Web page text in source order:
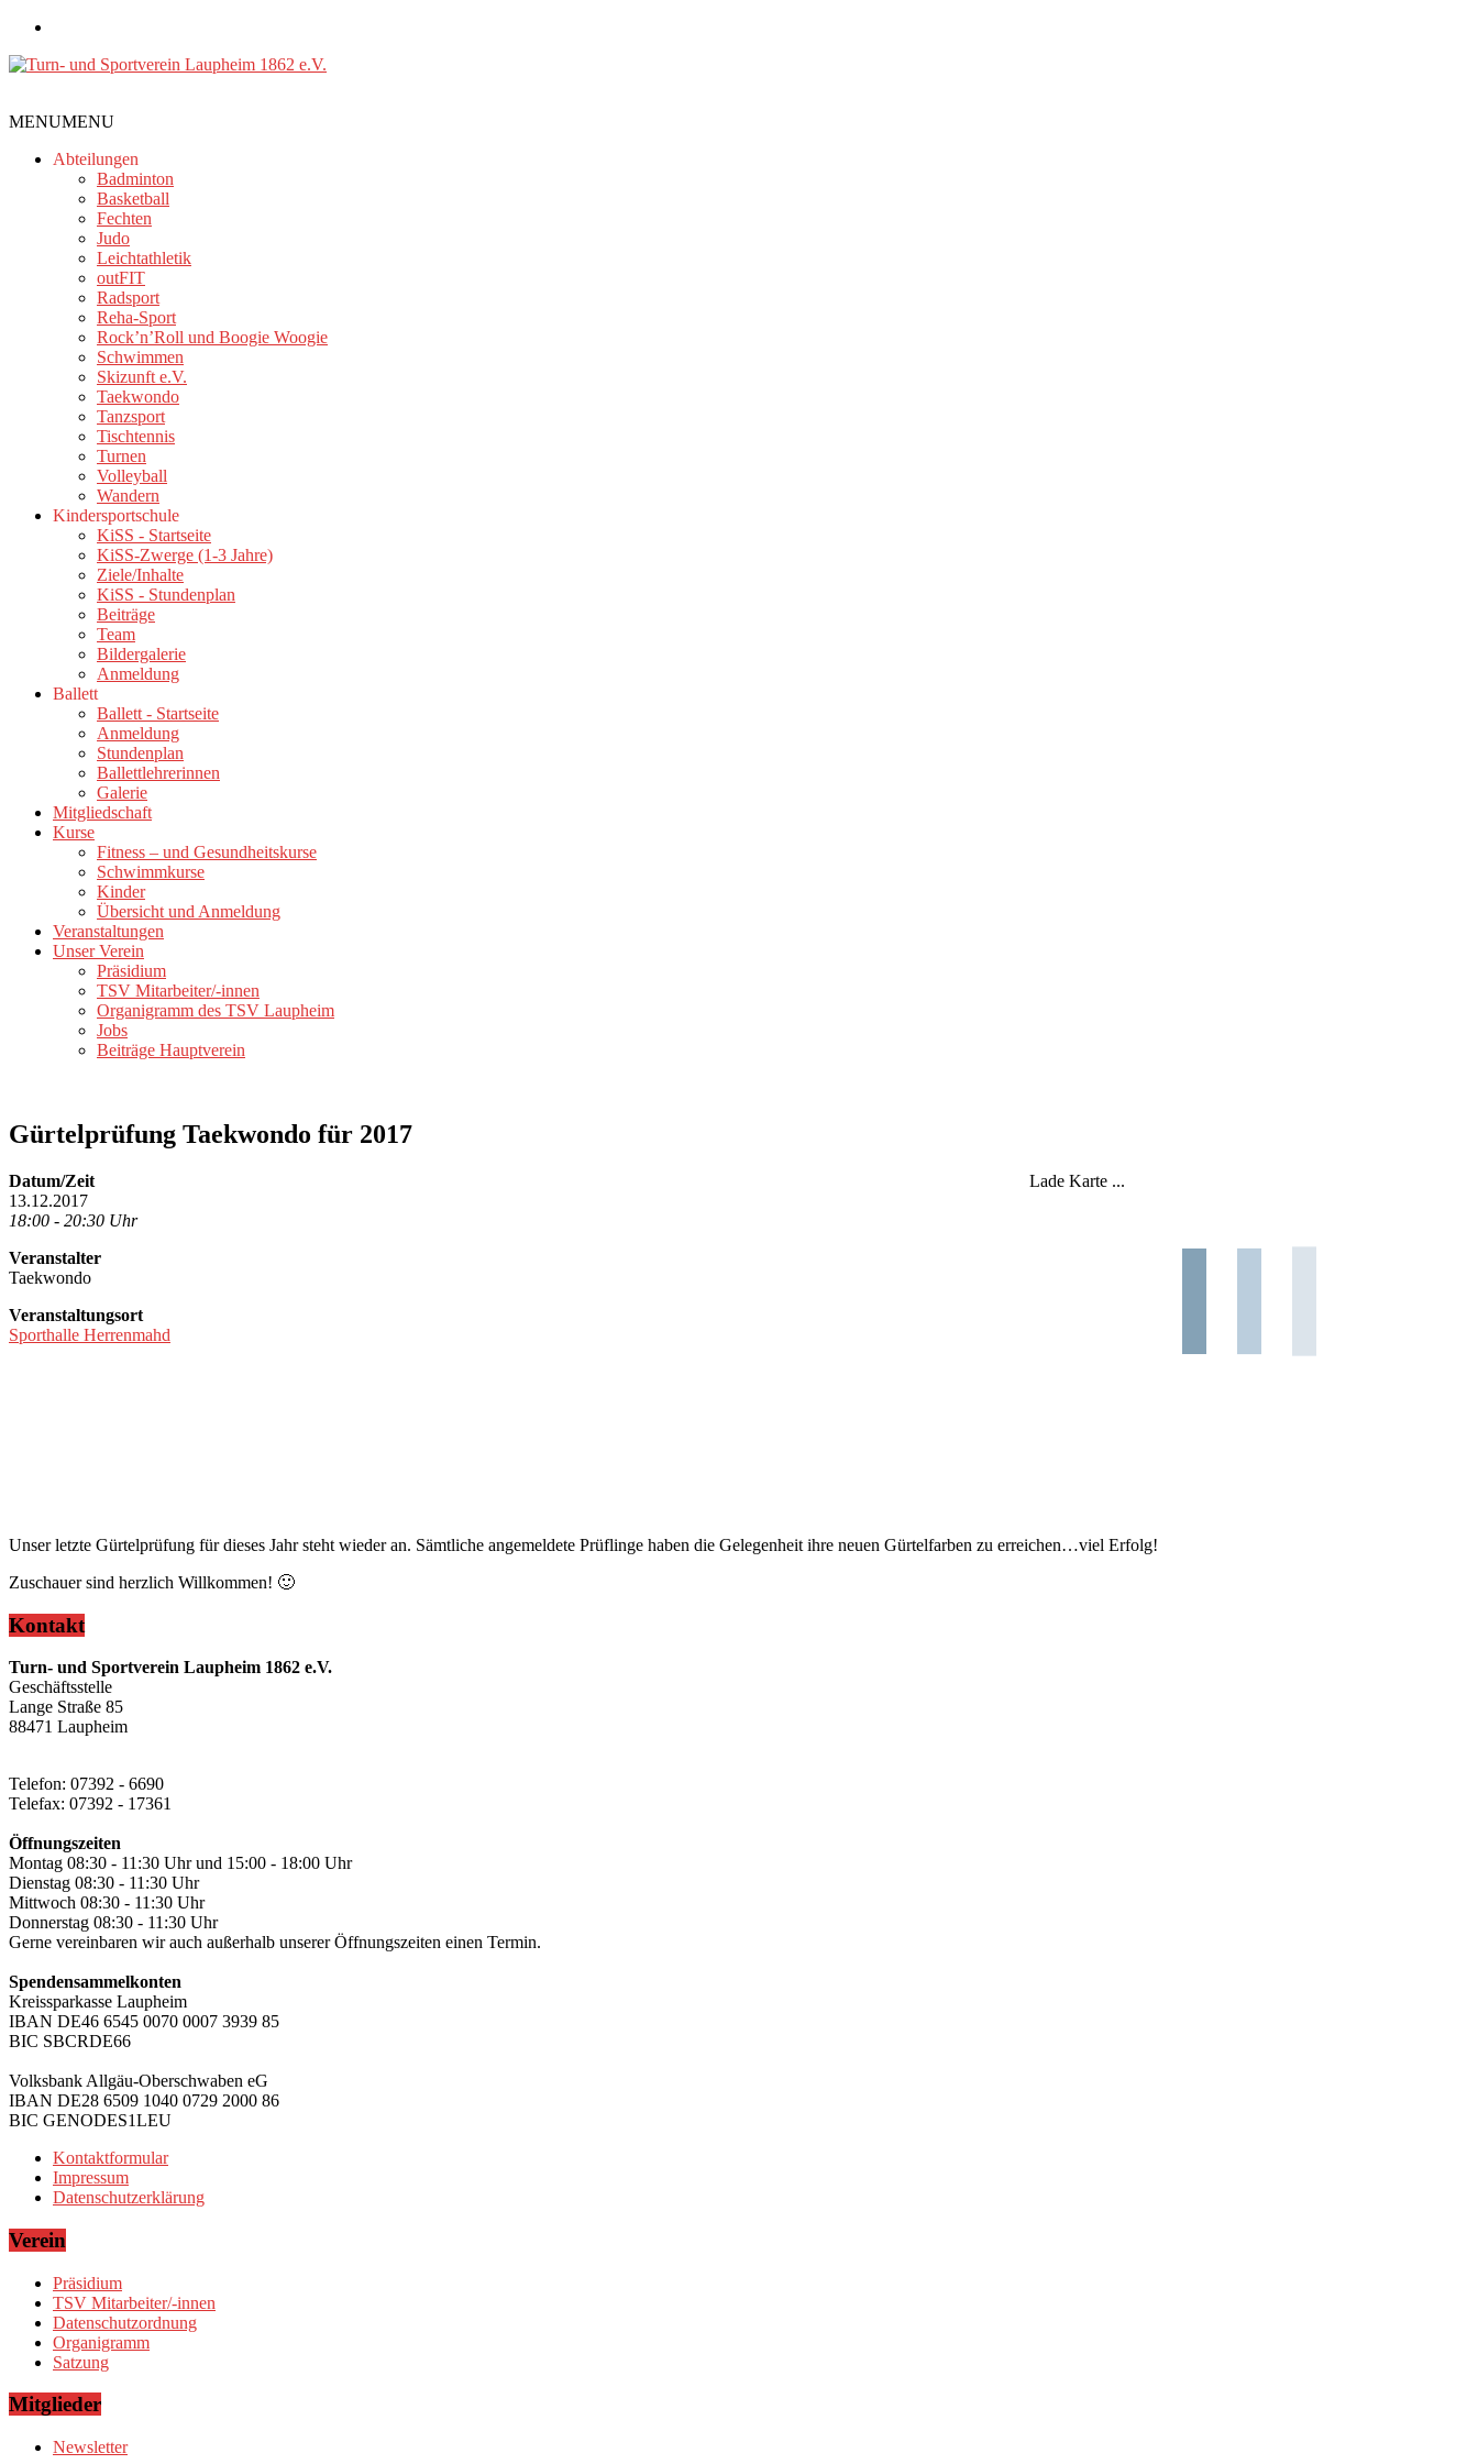
Zum
springen
und
Sportverein
Laupheim
MENUMENU
Abteilungen
Badminton
Basketball
Fechten
Judo
Leichtathletik
outFIT
Radsport
Reha-Sport
Rock’n’Roll und Boogie Woogie
Schwimmen
Skizunft e.V.
Taekwondo
Tanzsport
Tischtennis
Turnen
Volleyball
Wandern
Kindersportschule
KiSS - Startseite
KiSS-Zwerge (1-3 Jahre)
Ziele/Inhalte
KiSS - Stundenplan
Beiträge
Team
Bildergalerie
Anmeldung
Ballett
Ballett - Startseite
Anmeldung
Stundenplan
Ballettlehrerinnen
Galerie
Mitgliedschaft
Kurse
Fitness – und Gesundheitskurse
Schwimmkurse
Kinder
Übersicht und Anmeldung
Veranstaltungen
Unser Verein
Präsidium
TSV Mitarbeiter/-innen
Organigramm des TSV Laupheim
Jobs
Beiträge Hauptverein
Gürtelprüfung Taekwondo für 2017
Lade Karte ...
Datum/Zeit
13.12.2017
18:00 - 20:30 Uhr
Veranstalter
Taekwondo
Veranstaltungsort
Sporthalle Herrenmahd
Unser letzte Gürtelprüfung für dieses Jahr steht wieder an. Sämtliche angemeldete Prüflinge haben die Gelegenheit ihre neuen Gürtelfarben zu erreichen…viel Erfolg!
Zuschauer sind herzlich Willkommen! 🙂
Kontakt
Turn- und Sportverein Laupheim 1862 e.V.
Geschäftsstelle
Lange Straße 85
88471 Laupheim
Telefon: 07392 - 6690
Telefax: 07392 - 17361
Öffnungszeiten
Montag 08:30 - 11:30 Uhr und 15:00 - 18:00 Uhr
Dienstag 08:30 - 11:30 Uhr
Mittwoch 08:30 - 11:30 Uhr
Donnerstag 08:30 - 11:30 Uhr
Gerne vereinbaren wir auch außerhalb unserer Öffnungszeiten einen Termin.
Spendensammelkonten
Kreissparkasse Laupheim
IBAN DE46 6545 0070 0007 3939 85
BIC SBCRDE66
Volksbank Allgäu-Oberschwaben eG
IBAN DE28 6509 1040 0729 2000 86
BIC GENODES1LEU
Kontaktformular
Impressum
Datenschutzerklärung
Verein
Präsidium
TSV Mitarbeiter/-innen
Datenschutzordnung
Organigramm
Satzung
Mitglieder
Newsletter